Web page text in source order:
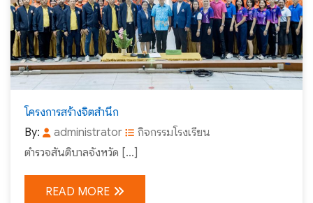
โครงการสร้างจิตสำนึก
By:
administrator
กิจกรรมโรงเรียน
ตำรวจสันติบาลจังหวัด […]
READ MORE